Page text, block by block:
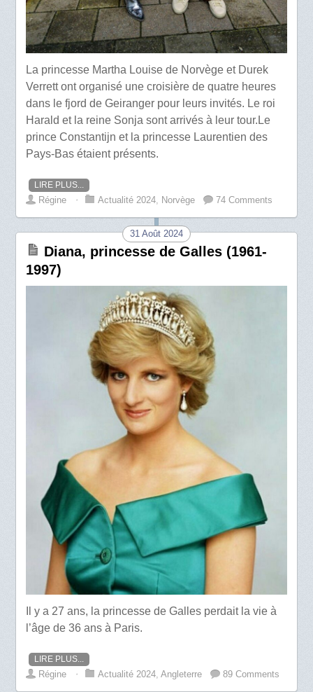
La princesse Martha Louise de Norvège et Durek
Verrett ont organisé une croisière de quatre heures
dans le fjord de Geiranger pour leurs invités. Le roi
Harald et la reine Sonja sont arrivés à leur tour.Le
prince Constantijn et la princesse Laurentien des
Pays-Bas étaient présents.
LIRE PLUS...
Régine ⋅ Actualité 2024, Norvège 74 Comments
31 Août 2024
Diana, princesse de Galles (1961-
1997)
Il y a 27 ans, la princesse de Galles perdait la vie à
l’âge de 36 ans à Paris.
LIRE PLUS...
Régine ⋅ Actualité 2024,Angleterre 89 Comments